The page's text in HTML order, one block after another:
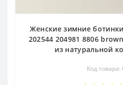
Женские зимние
202544 204981 8806
из натуральной
Код товара: